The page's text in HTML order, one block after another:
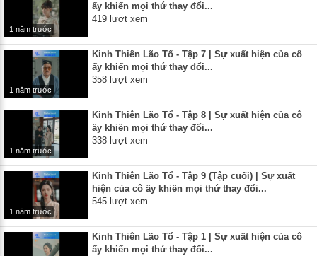
1 năm trước
ấy khiến mọi thứ thay đổi...
419 lượt xem
1 năm trước
Kinh Thiên Lão Tổ - Tập 7 | Sự xuất hiện của cô
ấy khiến mọi thứ thay đổi...
358 lượt xem
1 năm trước
Kinh Thiên Lão Tổ - Tập 8 | Sự xuất hiện của cô
ấy khiến mọi thứ thay đổi...
338 lượt xem
1 năm trước
Kinh Thiên Lão Tổ - Tập 9 (Tập cuối) | Sự xuất
hiện của cô ấy khiến mọi thứ thay đổi...
545 lượt xem
Kinh Thiên Lão Tổ - Tập 1 | Sự xuất hiện của cô
ấy khiến mọi thứ thay đổi...